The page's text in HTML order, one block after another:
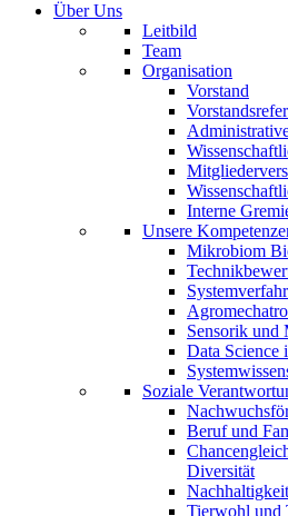
Über Uns
Leitbild
Team
Organisation
Vorstand
Interne
Unsere
Mikrobiom
Sensorik und
Data Science
Soziale
Beruf und
Diversität
Nachhaltigkeit
Tierwohl und